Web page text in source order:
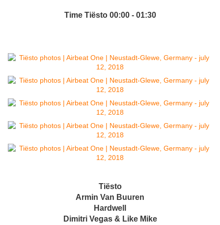
Time Tiësto 00:00 - 01:30
Tiësto
Armin Van Buuren
Hardwell
Dimitri Vegas & Like Mike